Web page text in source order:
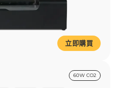
立即購買
60W CO2